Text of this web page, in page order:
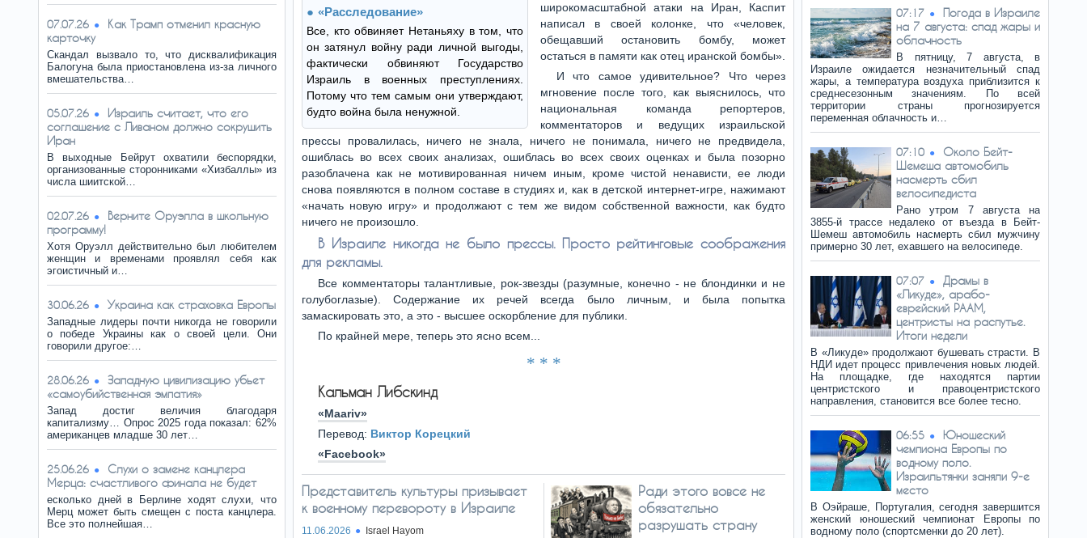
07.07.26
Как Трамп отменил красную
карточку
Скандал вызвало то, что дисквалификация
Балогуна была приостановлена из-за личного
вмешательства…
05.07.26
Израиль считает, что его
соглашение с Ливаном должно сокрушить
Иран
В выходные Бейрут охватили беспорядки,
организованные сторонниками «Хизбаллы» из
числа шиитской…
02.07.26
Верните Оруэлла в школьную
программу!
Хотя Оруэлл действительно был любителем
женщин и временами проявлял себя как
эгоистичный и…
30.06.26 Украина как страховка Европы
Западные лидеры почти никогда не говорили
о победе Украины как о своей цели. Они
говорили другое:…
28.06.26
Западную цивилизацию убьет
«самоубийственная эмпатия»
Запад достиг величия благодаря
капитализму… Опрос 2025 года показал: 62%
американцев младше 30 лет…
25.06.26
Слухи о замене канцлера
Мерца: счастливого финала не будет
есколько дней в Берлине ходят слухи, что
Мерц может быть смещен с поста канцлера.
Все это полнейшая…
«Расследование»
Все, кто обвиняет Нетаньяху в том, что
он затянул войну ради личной выгоды,
фактически обвиняют Государство
Израиль в военных преступлениях.
Потому что тем самым они утверждают,
будто война была ненужной.
широкомасштабной атаки на Иран, Каспит
написал в своей колонке, что «человек,
обещавший остановить бомбу, может
остаться в памяти как отец иранской бомбы».
И что самое удивительное? Что через
мгновение после того, как выяснилось, что
национальная команда репортеров,
комментаторов и ведущих израильской
прессы провалилась, ничего не знала, ничего не понимала, ничего не предвидела,
ошиблась во всех своих анализах, ошиблась во всех своих оценках и была позорно
разоблачена как не мотивированная ничем иным, кроме чистой ненависти, ее люди
снова появляются в полном составе в студиях и, как в детской интернет-игре, нажимают
«начать новую игру» и продолжают с тем же видом собственной важности, как будто
ничего не произошло.
В Израиле никогда не было прессы. Просто рейтинговые соображения
для рекламы.
Все комментаторы талантливые, рок-звезды (разумные, конечно - не блондинки и не
голубоглазые). Содержание их речей всегда было личным, и была попытка
замаскировать это, а это - высшее оскорбление для публики.
По крайней мере, теперь это ясно всем...
* * *
Кальман Либскинд
«Maariv»
Перевод: Виктор Корецкий
«Facebook»
Представитель культуры призывает
к военному перевороту в Израиле
11.06.2026 Israel Hayom
Ради этого вовсе не
обязательно
разрушать страну
07:17
Погода в Израиле
на 7 августа: спад жары и
облачность
В пятницу, 7 августа, в
Израиле ожидается незначительный спад
жары, а температура воздуха приблизится к
среднесезонным значениям. По всей
территории страны прогнозируется
переменная облачность и…
07:10
Около Бейт-
Шемеша автомобиль
насмерть сбил
велосипедиста
Рано утром 7 августа на
3855-й трассе недалеко от въезда в Бейт-
Шемеш автомобиль насмерть сбил мужчину
примерно 30 лет, ехавшего на велосипеде.
07:07
Драмы в
«Ликуде», арабо-
еврейский РААМ,
центристы на распутье.
Итоги недели
В «Ликуде» продолжают бушевать страсти. В
НДИ идет процесс привлечения новых людей.
На площадке, где находятся партии
центристского и правоцентристского
направления, становится все более тесно.
06:55
Юношеский
чемпиона Европы по
водному поло.
Израильтянки заняли 9-е
место
В Оэйраше, Португалия, сегодня завершится
женский юношеский чемпионат Европы по
водному поло (спортсменки до 20 лет).